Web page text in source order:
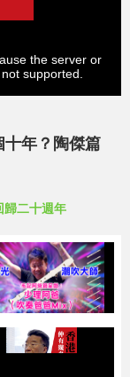
the server or
supported.
十年？陶傑篇
歸二十週年